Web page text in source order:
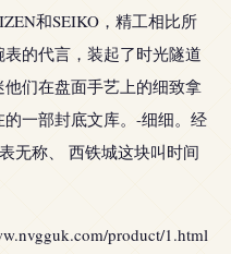
和SEIKO，精工相比所
的代言，装起了时光隧道
们在盘面手艺上的细致拿
一部封底文库。-细细。经
无称、 西铁城这块叫时间
product/1.html